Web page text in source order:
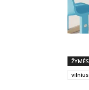
ŽYMĖS
vilnius